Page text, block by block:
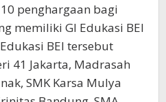
penghargaan bagi
memiliki GI Edukasi BEI
BEI tersebut
41 Jakarta, Madrasah
SMK Karsa Mulya